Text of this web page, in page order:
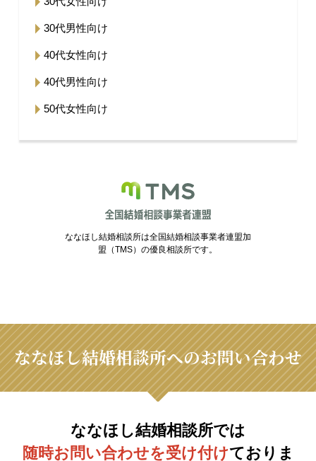
30代男性向け
40代女性向け
40代男性向け
50代女性向け
ななほし結婚相談所は全国結婚相談事業者連盟加
盟（TMS）の優良相談所です。
ななほし結婚相談所へのお問い合わせ
ななほし結婚相談所では
随時お問い合わせを受け付けておりま